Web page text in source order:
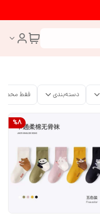
دسته‌بندی فقط
%8